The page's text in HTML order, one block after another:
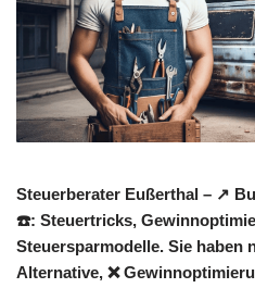
Steuerberater Eußerthal – ↗️
☎️: Steuertricks,
Steuersparmodelle. Sie haben
Alternative, ❌